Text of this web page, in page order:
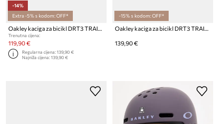
-14%
Extra -5% s kodom: OFF*
Oakley kaciga za bicikl DRT3 TRAIL EUROPE
Trenutna cijena:
119,90 €
Regularna cijena:139,90 €
Najniža cijena:139,90 €
-15% s kodom: OFF*
Oakley kaciga za bicikl DRT3 TRAIL EUROPE
139,90 €